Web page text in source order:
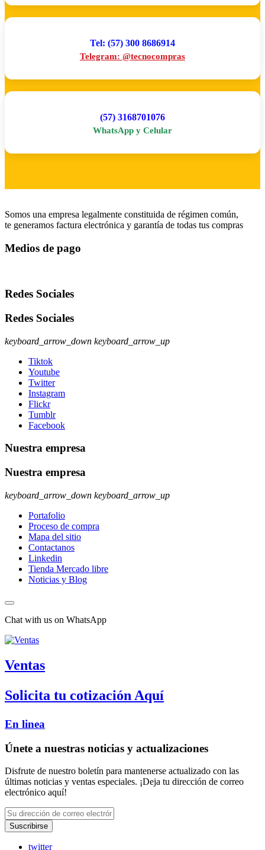
Tel: (57) 300 8686914
Telegram: @tecnocompras
(57) 3168701076
WhatsApp y Celular
Somos una empresa legalmente constituida de régimen común,
te generamos factura electrónica y garantía de todas tus compras
Medios de pago
Redes Sociales
Redes Sociales
keyboard_arrow_down keyboard_arrow_up
Tiktok
Youtube
Twitter
Instagram
Flickr
Tumblr
Facebook
Nuestra empresa
Nuestra empresa
keyboard_arrow_down keyboard_arrow_up
Portafolio
Proceso de compra
Mapa del sitio
Contactanos
Linkedin
Tienda Mercado libre
Noticias y Blog
Chat with us on WhatsApp
Ventas
Solicita tu cotización Aquí
En linea
Únete a nuestras noticias y actualizaciones
Disfrute de nuestro boletín para mantenerse actualizado con las
últimas noticias y ventas especiales. ¡Deja tu dirección de correo
electrónico aquí!
Suscribirse
twitter